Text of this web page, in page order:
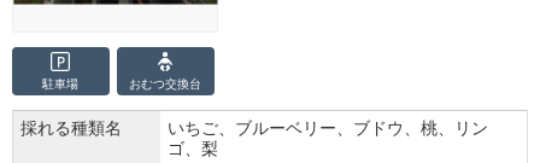
駐車場 おむつ交換台
採れる種類名
いちご、ブルーベリー、ブドウ、桃、リン
ゴ、梨